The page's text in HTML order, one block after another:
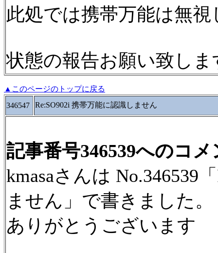
此処では携帯万能は無
状態の報告お願い致しま
▲このページのトップに戻る
346547
Re:SO902i 携帯万能に認識しません
記事番号346539へのコメ
kmasaさんは No.346539
ません」で書きました。
ありがとうございます